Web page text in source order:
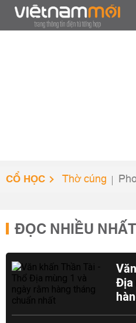
CỔ HỌC Thờ cúng
ĐỌC NHIỀU
Địa